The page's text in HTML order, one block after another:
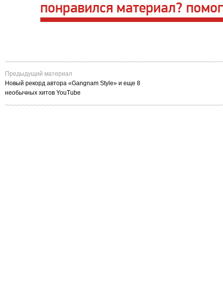
понравился материал?
Предыдущий материал
Новый рекорд автора «Gangnam Style» и еще 8
необычных хитов YouTube